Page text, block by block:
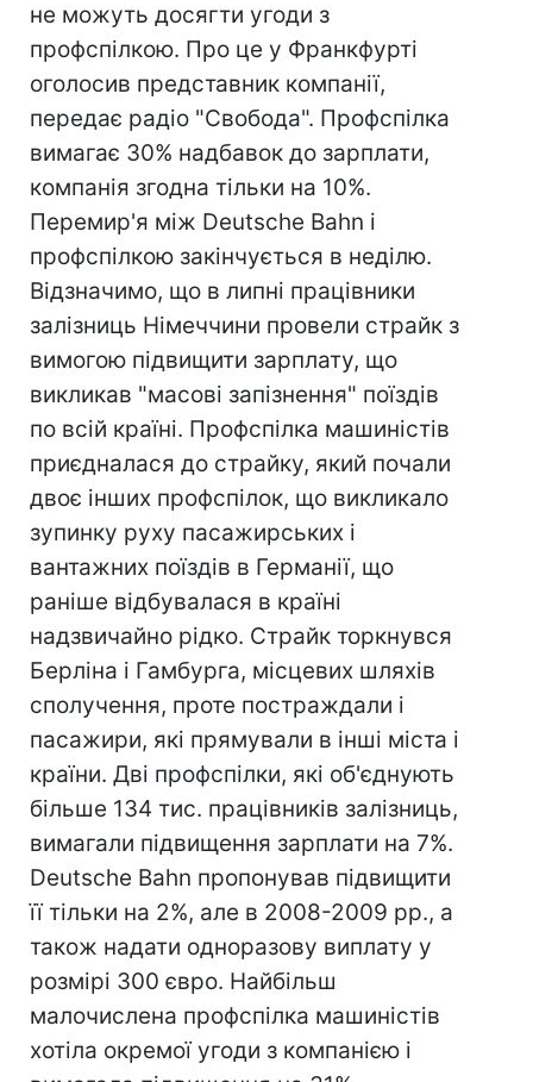
не можуть досягти угоди з
профспілкою. Про це у Франкфурті
оголосив представник компанії,
передає радіо "Свобода". Профспілка
вимагає 30% надбавок до зарплати,
компанія згодна тільки на 10%.
Перемир'я між Deutsche Bahn і
профспілкою закінчується в неділю.
Відзначимо, що в липні працівники
залізниць Німеччини провели страйк з
вимогою підвищити зарплату, що
викликав "масові запізнення" поїздів
по всій країні. Профспілка машиністів
приєдналася до страйку, який почали
двоє інших профспілок, що викликало
зупинку руху пасажирських і
вантажних поїздів в Германії, що
раніше відбувалася в країні
надзвичайно рідко. Страйк торкнувся
Берліна і Гамбурга, місцевих шляхів
сполучення, проте постраждали і
пасажири, які прямували в інші міста і
країни. Дві профспілки, які об'єднують
більше 134 тис. працівників залізниць,
вимагали підвищення зарплати на 7%.
Deutsche Bahn пропонував підвищити
її тільки на 2%, але в 2008-2009 рр., а
також надати одноразову виплату у
розмірі 300 євро. Найбільш
малочислена профспілка машиністів
хотіла окремої угоди з компанією і